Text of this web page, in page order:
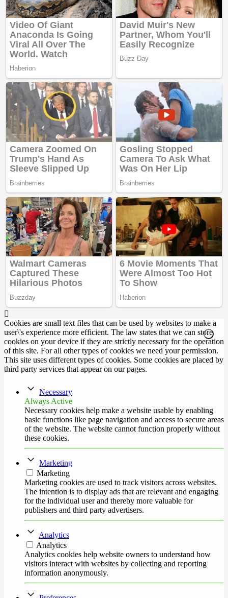
Cookies are small text files that can be used by websites to make a
user\'s experience more efficient. The law states that we can store
cookies on your device if they are strictly necessary for the operation
of this site. For all other types of cookies we need your permission.
This site uses different types of cookies. Some cookies are placed by
third party services that appear on our pages.
Necessary
Always Active
Necessary cookies help make a website usable by enabling
basic functions like page navigation and access to secure areas
of the website. The website cannot function properly without
these cookies.
Marketing
Marketing
Marketing cookies are used to track visitors across websites.
The intention is to display ads that are relevant and engaging
for the individual user and thereby more valuable for
publishers and third party advertisers.
Analytics
Analytics
Analytics cookies help website owners to understand how
visitors interact with websites by collecting and reporting
information anonymously.